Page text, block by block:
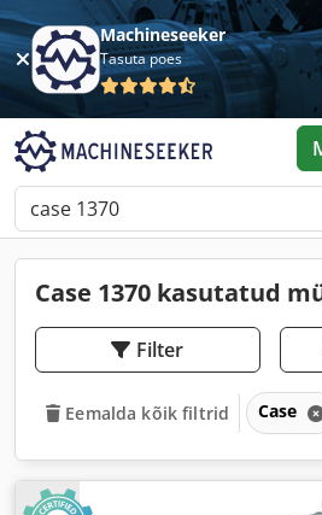
Machineseeker
Tasuta poes
Case 1370 kasutatud
Filter
Eemalda kõik filtrid Case